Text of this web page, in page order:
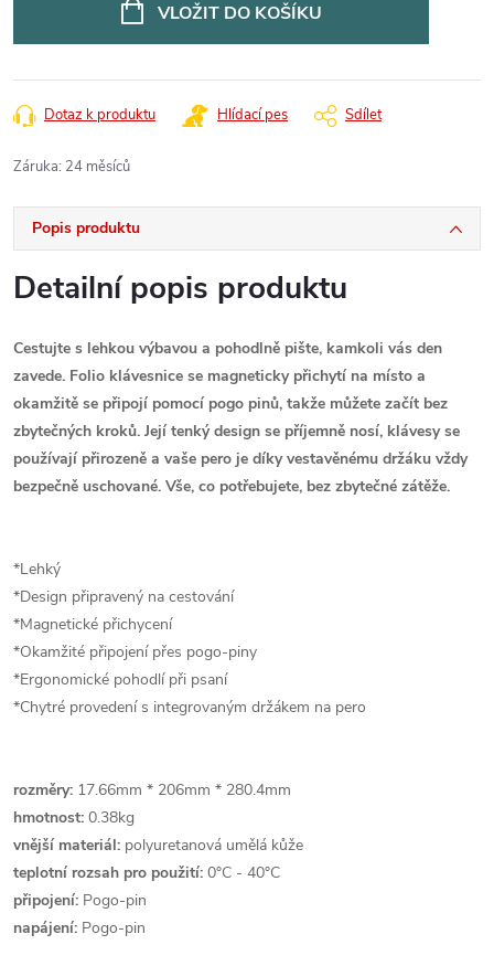
VLOŽIT DO KOŠÍKU
Dotaz k produktu Hlídací pes Sdílet
Záruka: 24 měsíců
Popis produktu
Detailní popis produktu
Cestujte s lehkou výbavou a pohodlně pište, kamkoli vás den
zavede. Folio klávesnice se magneticky přichytí na místo a
okamžitě se připojí pomocí pogo pinů, takže můžete začít bez
zbytečných kroků. Její tenký design se příjemně nosí, klávesy se
používají přirozeně a vaše pero je díky vestavěnému držáku vždy
bezpečně uschované. Vše, co potřebujete, bez zbytečné zátěže.
*Lehký
*Design připravený na cestování
*Magnetické přichycení
*Okamžité připojení přes pogo-piny
*Ergonomické pohodlí při psaní
*Chytré provedení s integrovaným držákem na pero
rozměry: 17.66mm * 206mm * 280.4mm
hmotnost: 0.38kg
vnější materiál: polyuretanová umělá kůže
teplotní rozsah pro použití: 0°C - 40°C
připojení: Pogo-pin
napájení: Pogo-pin